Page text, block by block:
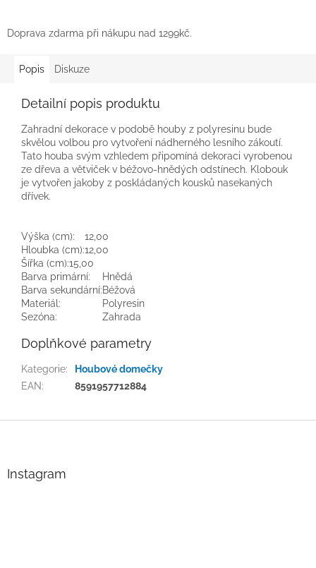
Doprava zdarma při nákupu nad 1299kč.
Popis Diskuze
Detailní popis produktu
Zahradní dekorace v podobě houby z polyresinu bude
skvělou volbou pro vytvoření nádherného lesního zákoutí.
Tato houba svým vzhledem připomíná dekoraci vyrobenou
ze dřeva a větviček v béžovo-hnědých odstínech. Klobouk
je vytvořen jakoby z poskládaných kousků nasekaných
dřívek.
Výška (cm):
12,00
Hloubka (cm):12,00
Šířka (cm):15,00
Barva primární:
Hnědá
Barva sekundární:Béžová
Materiál:
Polyresin
Sezóna:
Zahrada
Doplňkové parametry
Kategorie:
Houbové domečky
EAN: 8591957712884
Instagram